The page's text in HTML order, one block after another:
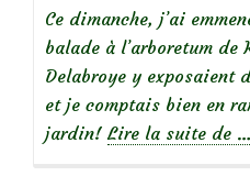
Ce dimanche, j’ai
balade à l’arboretum de
Delabroye y exposaient
et je comptais bien en
jardin! Lire la suite de …